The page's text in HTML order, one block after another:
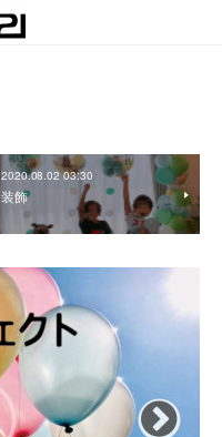
2020.08.02 03:30
装飾